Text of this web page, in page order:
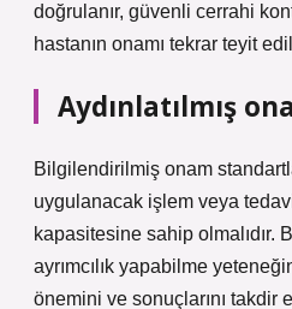
doğrulanır, güvenli cerrahi
hastanın onamı tekrar teyit
Aydınlatılmış
Bilgilendirilmiş onam
uygulanacak işlem veya
kapasitesine sahip olmalıdır.
ayrımcılık yapabilme
önemini ve sonuçlarını takdir